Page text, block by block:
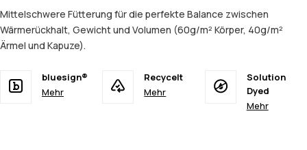
Mittelschwere Fütterung für die perfekte Balance zwischen
Wärmerückhalt, Gewicht und Volumen (60g/m² Körper, 40g/m²
Ärmel und Kapuze).
bluesign®
Mehr
Recycelt
Mehr
Solution
Dyed
Mehr